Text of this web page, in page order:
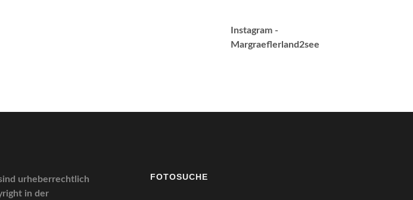
Instagram -
Margraeflerland2see
urheberrechtlich
in der
FOTOSUCHE